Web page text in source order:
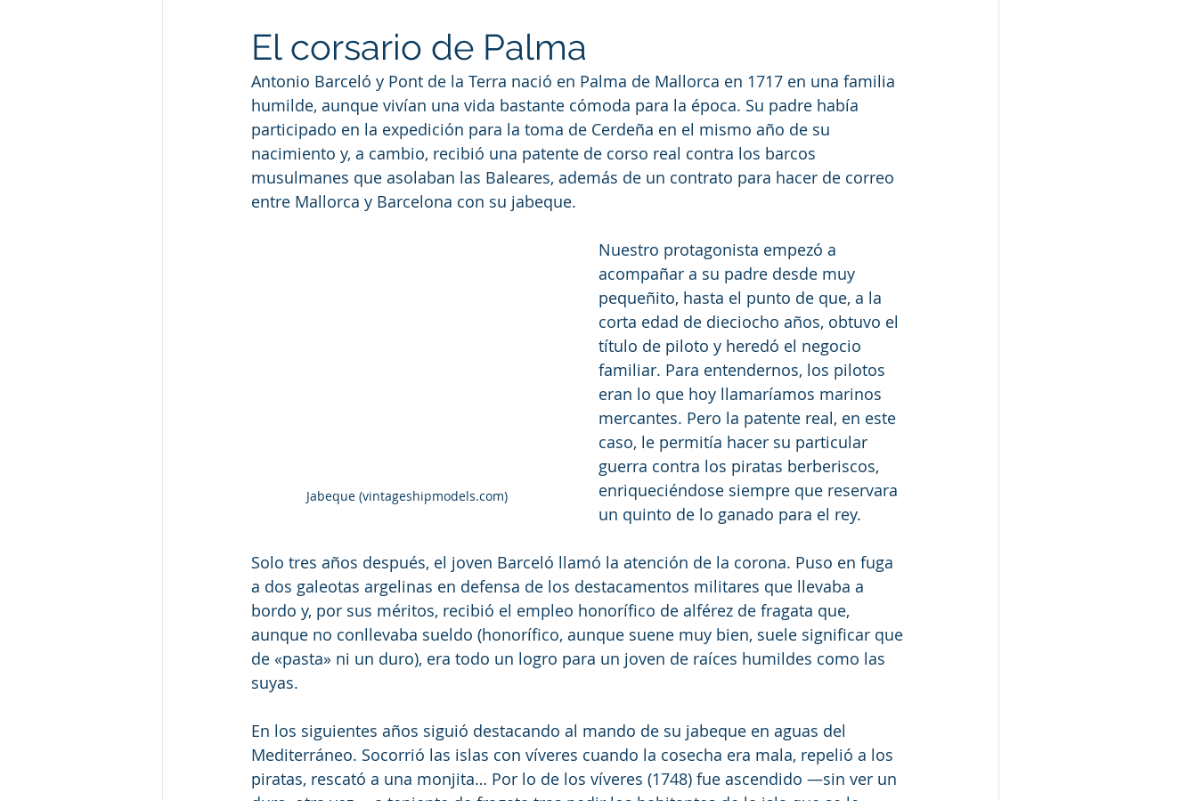
El corsario de Palma
Antonio Barceló y Pont de la Terra nació en Palma de Mallorca en 1717 en una familia
humilde, aunque vivían una vida bastante cómoda para la época. Su padre había
participado en la expedición para la toma de Cerdeña en el mismo año de su
nacimiento y, a cambio, recibió una patente de corso real contra los barcos
musulmanes que asolaban las Baleares, además de un contrato para hacer de correo
entre Mallorca y Barcelona con su jabeque.
Jabeque (vintageshipmodels.com)
Nuestro protagonista empezó a
acompañar a su padre desde muy
pequeñito, hasta el punto de que, a la
corta edad de dieciocho años, obtuvo el
título de piloto y heredó el negocio
familiar. Para entendernos, los pilotos
eran lo que hoy llamaríamos marinos
mercantes. Pero la patente real, en este
caso, le permitía hacer su particular
guerra contra los piratas berberiscos,
enriqueciéndose siempre que reservara
un quinto de lo ganado para el rey.
Solo tres años después, el joven Barceló llamó la atención de la corona. Puso en fuga
a dos galeotas argelinas en defensa de los destacamentos militares que llevaba a
bordo y, por sus méritos, recibió el empleo honorífico de alférez de fragata que,
aunque no conllevaba sueldo (honorífico, aunque suene muy bien, suele significar que
de «pasta» ni un duro), era todo un logro para un joven de raíces humildes como las
suyas.
En los siguientes años siguió destacando al mando de su jabeque en aguas del
Mediterráneo. Socorrió las islas con víveres cuando la cosecha era mala, repelió a los
piratas, rescató a una monjita… Por lo de los víveres (1748) fue ascendido —sin ver un